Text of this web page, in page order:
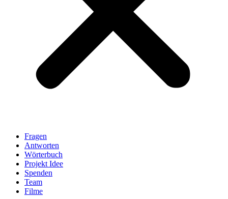
Fragen
Antworten
Wörterbuch
Projekt Idee
Spenden
Team
Filme